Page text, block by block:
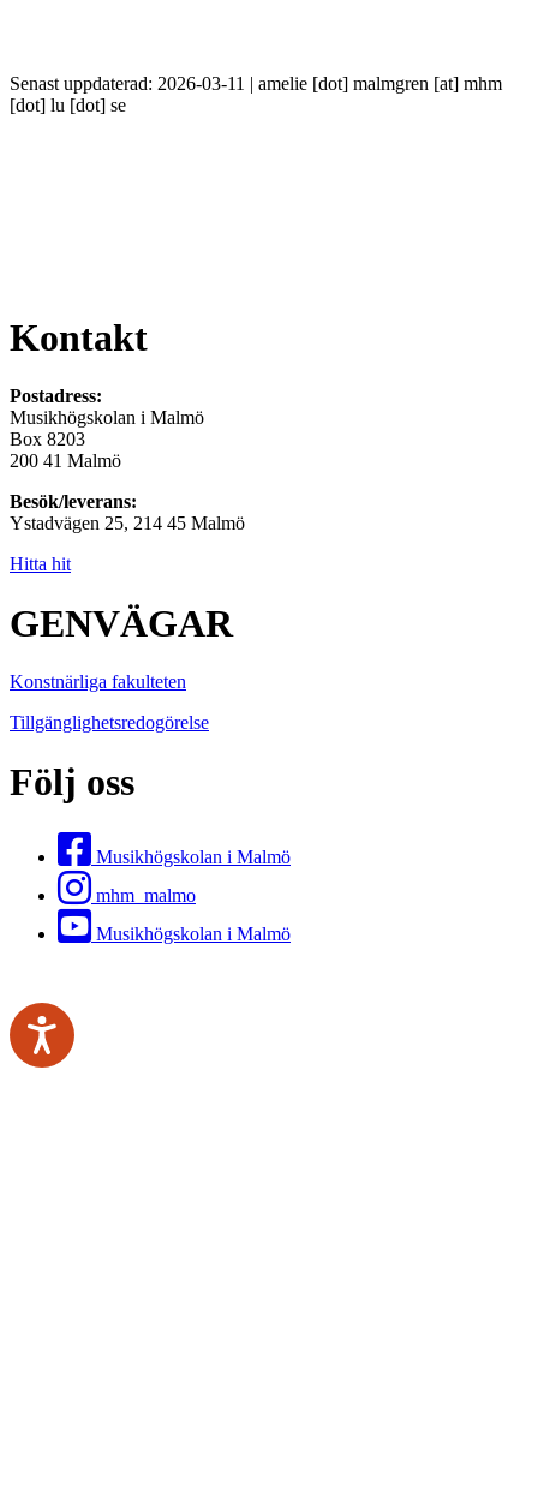
Senast uppdaterad: 2026-03-11 | amelie [dot] malmgren [at] mhm
[dot] lu [dot] se
Kontakt
Postadress:
Musikhögskolan i Malmö
Box 8203
200 41 Malmö
Besök/leverans:
Ystadvägen 25, 214 45 Malmö
Hitta hit
GENVÄGAR
Konstnärliga fakulteten
Tillgänglighetsredogörelse
Följ oss
Musikhögskolan i Malmö
mhm_malmo
Musikhögskolan i Malmö